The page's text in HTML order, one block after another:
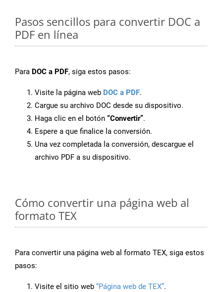
Pasos sencillos para convertir DOC a
PDF en línea
Para DOC a PDF, siga estos pasos:
Visite la página web DOC a PDF.
Cargue su archivo DOC desde su dispositivo.
Haga clic en el botón “Convertir”.
Espere a que finalice la conversión.
Una vez completada la conversión, descargue el
archivo PDF a su dispositivo.
Cómo convertir una página web al
formato TEX
Para convertir una página web al formato TEX, siga estos
pasos:
Visite el sitio web “Página web de TEX”.